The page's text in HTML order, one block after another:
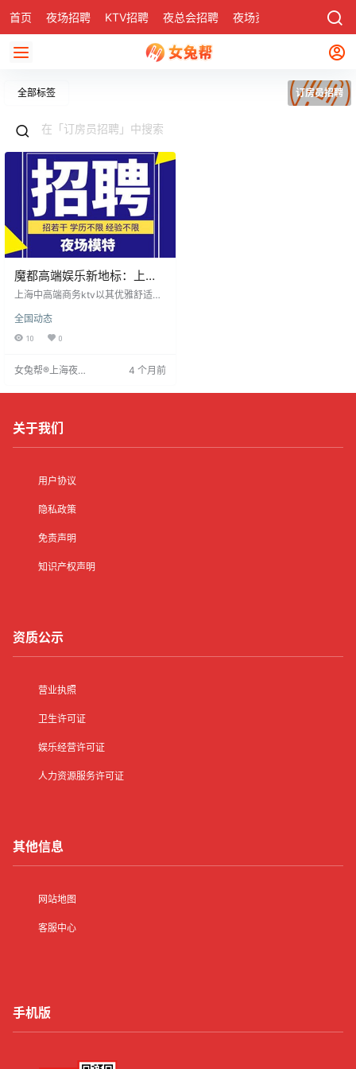
首页 夜场招聘 KTV招聘 夜总会招聘 夜场资讯 社区
全部标签 订房员招聘
魔都高端娱乐新地标：上海
中高端商务ktv引领时尚风潮
上海中高端商务ktv以其优雅舒适的
接待与娱乐聚会的理想场所，吸引
大量客户，也吸引创业者。该场所
剧，消费者更注重体验，人才需求
质佳、语言表达能力强，负责客户
全国动态
10 0
女兔帮®上海夜场
4 个月前
关于我们
用户协议
隐私政策
免责声明
知识产权声明
资质公示
营业执照
卫生许可证
娱乐经营许可证
人力资源服务许可证
其他信息
网站地图
客服中心
手机版